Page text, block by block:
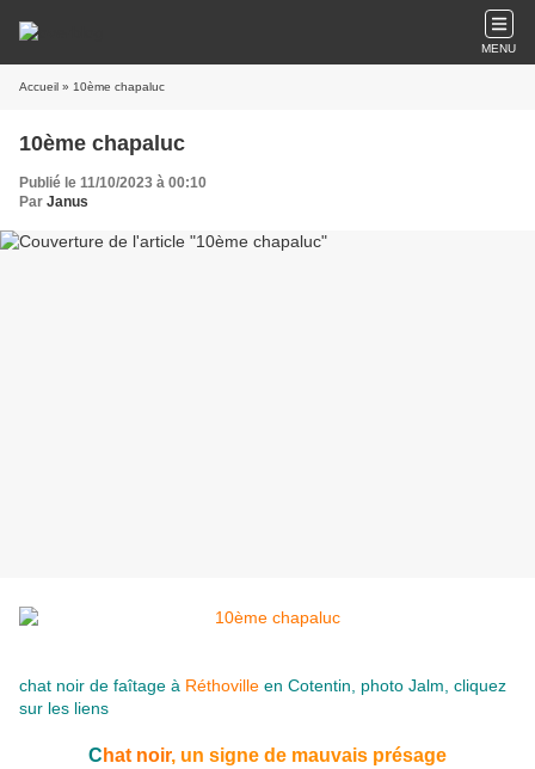
MENU
Accueil » 10ème chapaluc
10ème chapaluc
Publié le 11/10/2023 à 00:10
Par Janus
chat noir de faîtage à Réthoville en Cotentin , photo Jalm, cliquez
sur les liens
C hat noir, un signe de mauvais présage